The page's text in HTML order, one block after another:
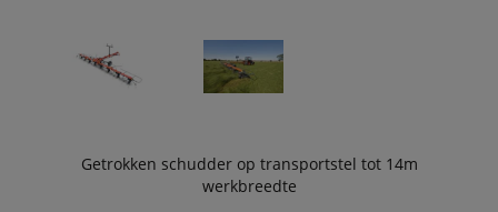
Getrokken schudder op transportstel tot 14m
werkbreedte